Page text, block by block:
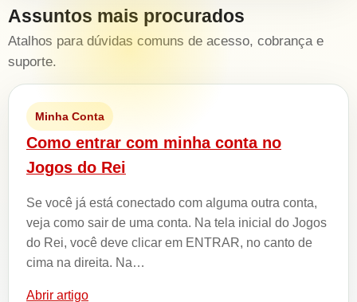
Assuntos mais procurados
Atalhos para dúvidas comuns de acesso, cobrança e
suporte.
Minha Conta
Como entrar com minha conta no
Jogos do Rei
Se você já está conectado com alguma outra conta,
veja como sair de uma conta. Na tela inicial do Jogos
do Rei, você deve clicar em ENTRAR, no canto de
cima na direita. Na…
Abrir artigo